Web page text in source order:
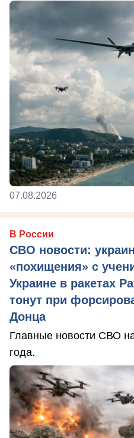
07.08.2026
В России
СВО новости:
«похищения» с
Украине в ракетах
тонут при
Донца
Главные новости СВО
года.